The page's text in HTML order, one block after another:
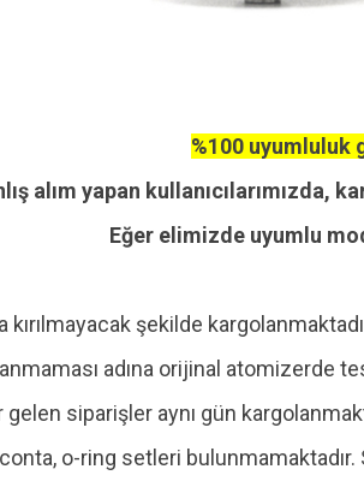
%100 uyumluluk
alım yapan kullanıcılarımızda,
Eğer elimizde uyumlu
şekilde
adına orijinal atomizerde
siparişler aynı gün
o-ring setleri